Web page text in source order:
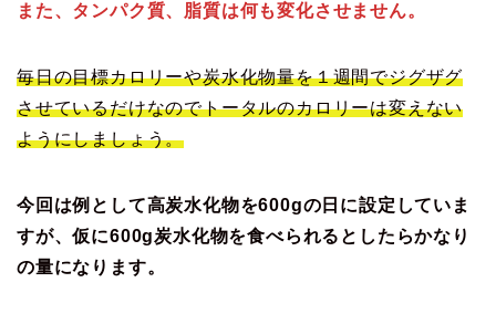
また、タンパク質、脂質は何も変化させません。
毎日の目標カロリーや炭水化物量を１週間でジグザグ
させているだけなのでトータルのカロリーは変えない
ようにしましょう。
今回は例として高炭水化物を600gの日に設定していま
すが、仮に600g炭水化物を食べられるとしたらかなり
の量になります。